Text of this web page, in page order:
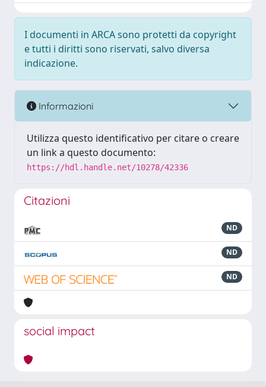
I documenti in ARCA sono protetti da copyright
e tutti i diritti sono riservati, salvo diversa
indicazione.
Informazioni
Utilizza questo identificativo per citare o creare
un link a questo documento:
https://hdl.handle.net/10278/42336
Citazioni
ND
ND
ND
social impact